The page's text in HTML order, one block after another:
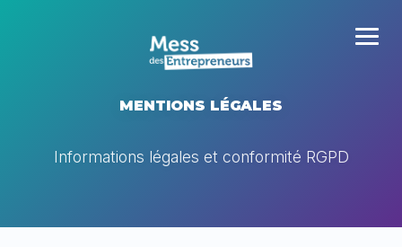
MENTIONS LÉGALES
Informations légales et conformité RGPD